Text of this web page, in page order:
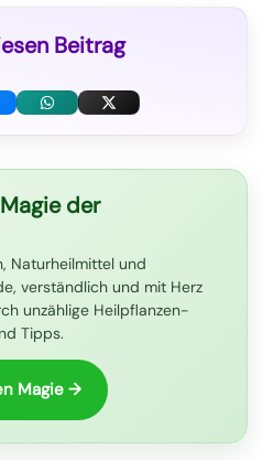
Beitrag
W
s
A
p
X
i
)
der
Naturheilmittel und
verständlich und mit Herz
unzählige Heilpflanzen-
Tipps.
Magie →